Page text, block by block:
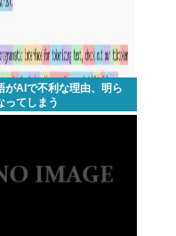
ん。このままでは国
下さい」
決定も…発言不可、
者「何のために」 |
ってるんだろうに
てるから叩かれるん
ポンチョ、-15℃の謳い
がAIで不利な理由、明ら
ってしまう